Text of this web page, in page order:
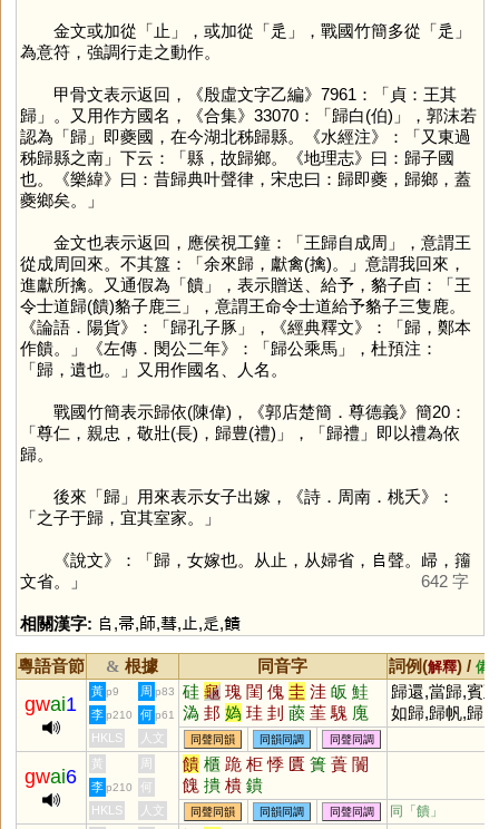
金文或加從「止 」，或加從「辵 」，戰國竹簡多從「辵 」
為意符，強調行走之動作。
甲骨文表示返回，《殷虛文字乙編》7961：「貞：王其
歸」。又用作方國名，《合集》33070：「歸白(伯)」，郭沫若
認為「歸」即夔國，在今湖北秭歸縣。《水經注》：「又東過
秭歸縣之南」下云：「縣，故歸鄉。《地理志》曰：歸子國
也。《樂緯》曰：昔歸典叶聲律，宋忠曰：歸即夔，歸鄉，蓋
夔鄉矣。」
金文也表示返回，應侯視工鐘：「王歸自成周」，意謂王
從成周回來。不其簋：「余來歸，獻禽(擒)。」意謂我回來，
進獻所擒。又通假為「饋」，表示贈送、給予，貉子卣：「王
令士道歸(饋)貉子鹿三」，意謂王命令士道給予貉子三隻鹿。
《論語．陽貨》：「歸孔子豚」，《經典釋文》：「歸，鄭本
作饋。」《左傳．閔公二年》：「歸公乘馬」，杜預注：
「歸，遺也。」又用作國名、人名。
戰國竹簡表示歸依(陳偉)，《郭店楚簡．尊德義》簡20：
「尊仁，親忠，敬壯(長)，歸豊(禮)」，「歸禮」即以禮為依
歸。
後來「歸」用來表示女子出嫁，《詩．周南．桃夭》：
「之子于歸，宜其室家。」
《說文》：「歸，女嫁也。从止，从婦省，𠂤聲。㱕，籒
文省。」
642 字
相關漢字: 𠂤 ,帚,師,彗,止,辵,饋
粵語音節 & 根據 同音字 詞例(解釋) / 備
gwai1
黃 p9 周 p83 硅 龜 瑰 閨 傀 圭 洼 皈 鮭
溈 邽 媯 珪 刲 藈 茥 騩 廆
歸還,當歸,賓至
如歸,歸帆,歸
國,歸家,歸宿,
歸期,歸納,歸
歸功,歸化,歸根
究柢,改邪歸正,
李 p210 何 p61
HKLS 人文 同聲同韻 同韻同調 同聲同調
gwai6
黃 周 饋 櫃 跪 柜 悸 匱 簣 蕢 闠
餽 撌 樻 鐀
李 p210
何
HKLS
人文 同聲同韻 同韻同調 同聲同調 同「饋 」